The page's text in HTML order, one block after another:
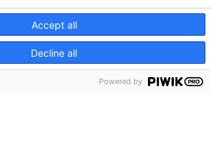
Accept all
Decline all
Powered by